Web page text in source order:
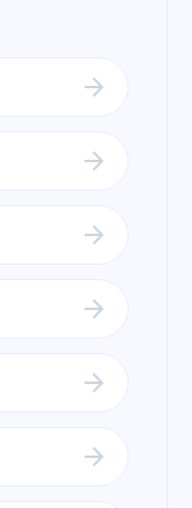
arrow_forward
arrow_forward
arrow_forward
arrow_forward
arrow_forward
arrow_forward